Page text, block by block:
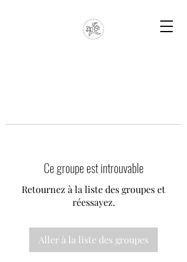
Ce groupe est introuvable
Retournez à la liste des groupes et
réessayez.
Aller à la liste des groupes